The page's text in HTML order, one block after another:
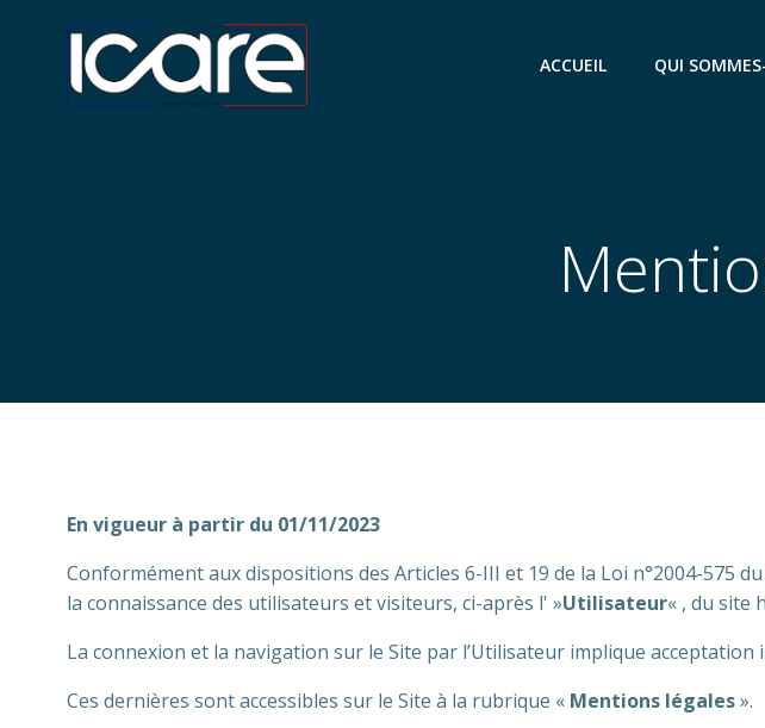
ACCUEIL QUI
En vigueur à partir du 01/11/2023
Conformément aux dispositions des Articles 6-III et 19 de la Loi n°2004-575
la connaissance des utilisateurs et visiteurs, ci-après l' »Utilisateur« , du site
La connexion et la navigation sur le Site par l’Utilisateur implique
Ces dernières sont accessibles sur le Site à la rubrique « Mentions légales».